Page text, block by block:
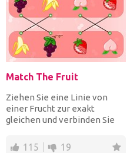
Match The Fruit
Ziehen Sie eine Linie von
einer Frucht zur exakt
gleichen und verbinden Sie
115 19